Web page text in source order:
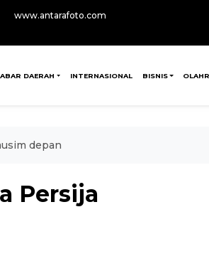
www.antarafoto.com
DAERAH INTERNASIONAL BISNIS
depan
Persija